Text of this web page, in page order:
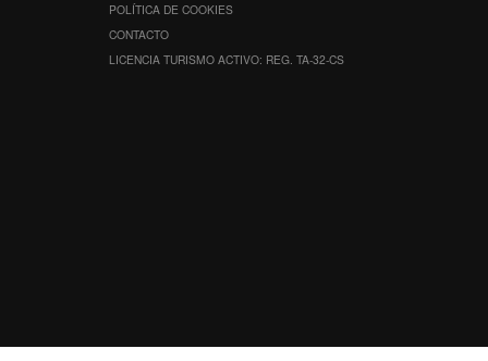
POLÍTICA DE COOKIES
CONTACTO
LICENCIA TURISMO ACTIVO: REG. TA-32-CS